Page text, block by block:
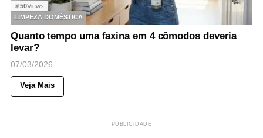
◉50Views
LIMPEZA DOMÉSTICA
Quanto tempo uma faxina em 4 cômodos deveria
levar?
07/03/2026
Veja Mais
PUBLICIDADE